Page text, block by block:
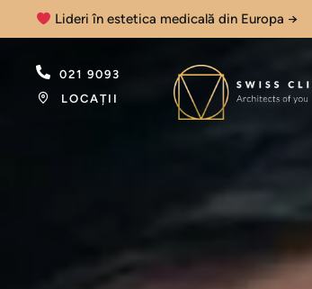
Lideri în estetica medicală din Europa →
021 9093
LOCAȚII